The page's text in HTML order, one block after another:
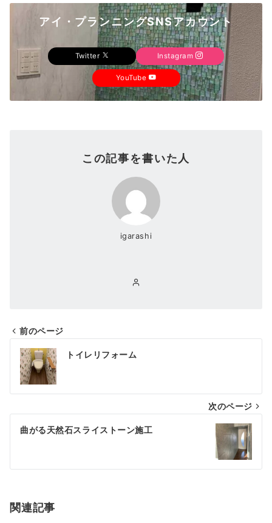
アイ・プランニングSNSアカウント
Twitter Instagram
YouTube
この記事を書いた人
igarashi
投
稿
ナ
ビ
ゲ
シ
ン
前のページ
トイレリフォーム
次のページ
曲がる天然石スライストーン施工
関連記事